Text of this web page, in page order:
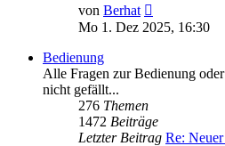
von Berhat
Beitrag
Mo 1. Dez 2025, 16:30
Bedienung
Alle Fragen zur Bedienung
nicht gefällt...
276 Themen
1472 Beiträge
Letzter Beitrag Re: